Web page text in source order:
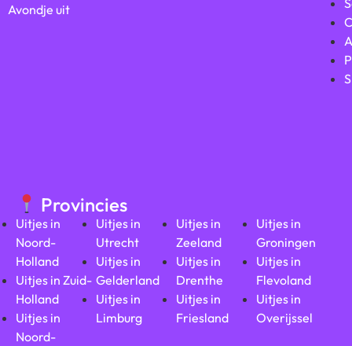
Avondje uit
Provincies
Uitjes in
Noord-
Holland
Uitjes in Zuid-
Holland
Uitjes in
Noord-
Uitjes in
Utrecht
Uitjes in
Gelderland
Uitjes in
Limburg
Uitjes in
Zeeland
Uitjes in
Drenthe
Uitjes in
Friesland
Uitjes in
Groningen
Uitjes in
Flevoland
Uitjes in
Overijssel